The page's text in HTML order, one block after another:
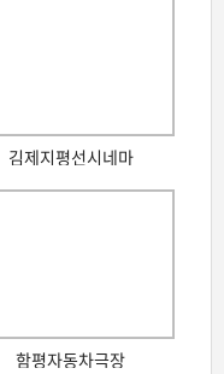
김제지평선시네마
함평자동차극장